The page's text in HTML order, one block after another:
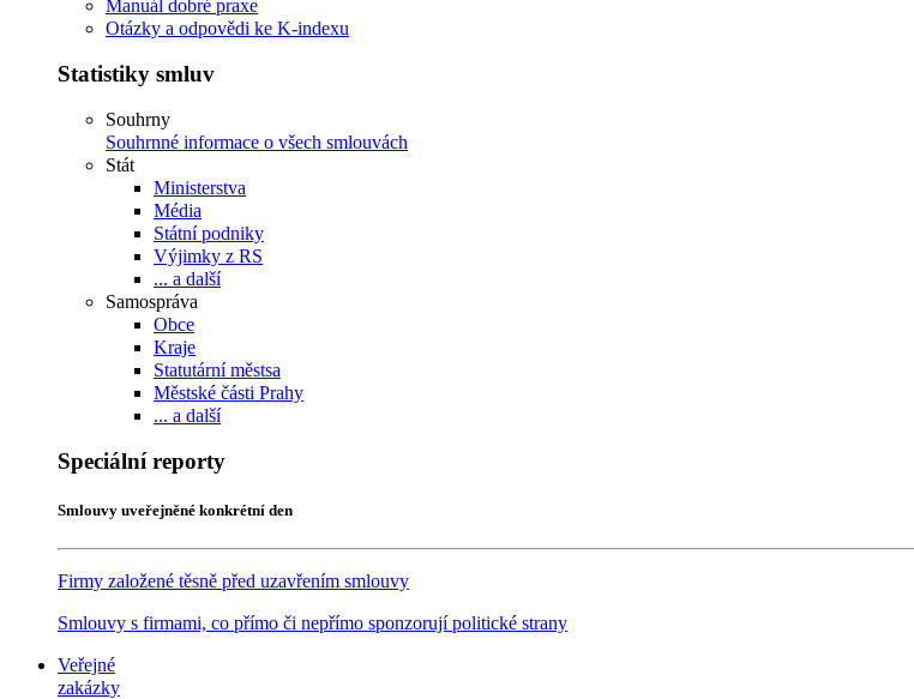
Manuál dobré praxe
Otázky a odpovědi ke K-indexu
Statistiky smluv
Souhrny
Souhrnné informace o všech smlouvách
Stát
Ministerstva
Média
Státní podniky
Výjimky z RS
... a další
Samospráva
Obce
Kraje
Statutární městsa
Městské části Prahy
... a další
Speciální reporty
Smlouvy uveřejněné konkrétní den
Firmy založené těsně před uzavřením smlouvy
Smlouvy s firmami, co přímo či nepřímo sponzorují politické strany
Veřejné
zakázky